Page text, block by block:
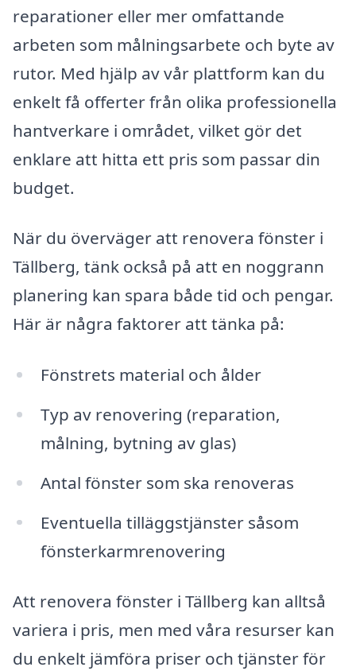
reparationer eller mer omfattande
arbeten som målningsarbete och byte av
rutor. Med hjälp av vår plattform kan du
enkelt få offerter från olika professionella
hantverkare i området, vilket gör det
enklare att hitta ett pris som passar din
budget.
När du överväger att renovera fönster i
Tällberg, tänk också på att en noggrann
planering kan spara både tid och pengar.
Här är några faktorer att tänka på:
Fönstrets material och ålder
Typ av renovering (reparation,
målning, bytning av glas)
Antal fönster som ska renoveras
Eventuella tilläggstjänster såsom
fönsterkarmrenovering
Att renovera fönster i Tällberg kan alltså
variera i pris, men med våra resurser kan
du enkelt jämföra priser och tjänster för